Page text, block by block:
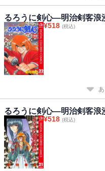
るろうに剣心―明治剣客
¥518 (税込)
るろうに剣心―明治剣客
¥518 (税込)